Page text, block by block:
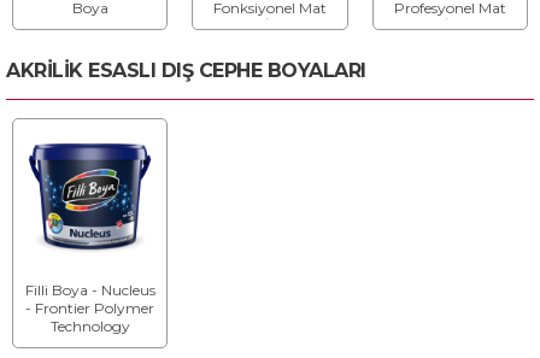
Boya
Fonksiyonel Mat
Plastik İç Cephe
Profesyonel Mat
Plastik İç Cephe
AKRİLİK ESASLI DIŞ CEPHE BOYALARI
Filli Boya - Nucleus
- Frontier Polymer
Technology
Koruma Etkili Dış